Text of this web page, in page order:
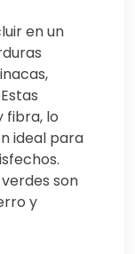
en un
fibra, lo
ideal para
son
y